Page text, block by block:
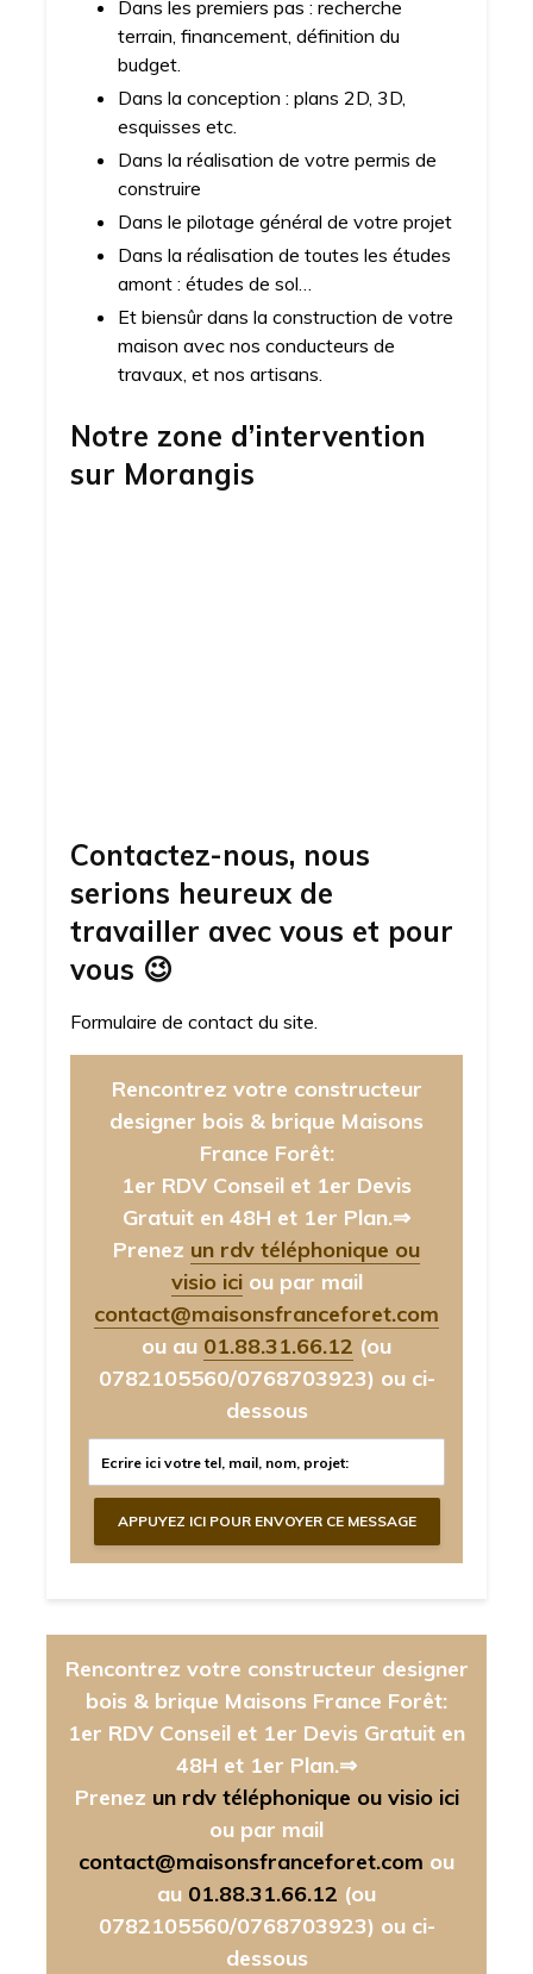
Dans les premiers pas : recherche
terrain, financement, définition du
budget.
Dans la conception : plans 2D, 3D,
esquisses etc.
Dans la réalisation de votre permis de
construire
Dans le pilotage général de votre projet
Dans la réalisation de toutes les études
amont : études de sol…
Et biensûr dans la construction de votre
maison avec nos conducteurs de
travaux, et nos artisans.
Notre zone d’intervention
sur Morangis
Contactez-nous, nous
serions heureux de
travailler avec vous et pour
vous 😉
Formulaire de contact du site.
Rencontrez votre constructeur
designer bois & brique Maisons
France Forêt:
1er RDV Conseil et 1er Devis
Gratuit en 48H et 1er Plan.⇒
Prenez un rdv téléphonique ou
visio iciou par mail
contact@maisonsfranceforet.com
ou au 01.88.31.66.12 (ou
0782105560/0768703923) ou ci-
dessous
Rencontrez votre constructeur designer
bois & brique Maisons France Forêt:
1er RDV Conseil et 1er Devis Gratuit en
48H et 1er Plan.⇒
Prenez un rdv téléphonique ou visio ici
ou par mail
contact@maisonsfranceforet.com ou
au 01.88.31.66.12 (ou
0782105560/0768703923) ou ci-
dessous